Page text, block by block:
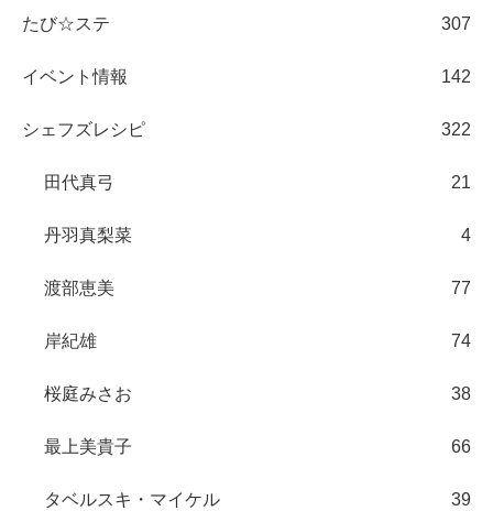
たび☆ステ 307
イベント情報 142
シェフズレシピ 322
田代真弓 21
丹羽真梨菜 4
渡部恵美 77
岸紀雄 74
桜庭みさお 38
最上美貴子 66
タベルスキ・マイケル 39